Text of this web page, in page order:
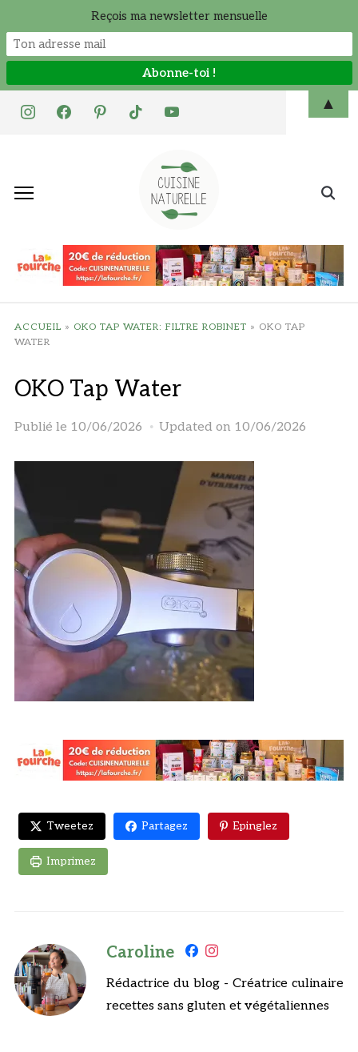
instagramfacebookpinteresttiktok youtube
Search
ACCUEIL » OKO TAP WATER: FILTRE ROBINET » OKO TAP
WATER
OKO Tap Water
Publié le 10/06/2026 Updated on 10/06/2026
Tweetez Partagez Epinglez
Imprimez
Caroline
Rédactrice du blog - Créatrice culinaire
recettes sans gluten et végétaliennes
Reçois ma newsletter mensuelle
▲